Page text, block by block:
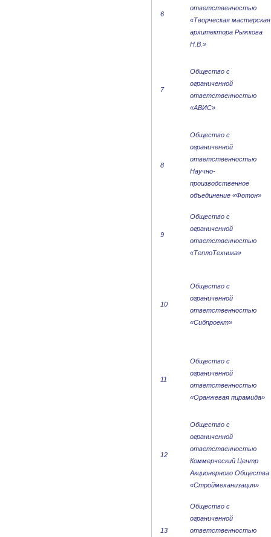
6
ответственностью
«Творческая мастерская
архитектора Рыжкова
Н.В.»
7
Общество с
ограниченной
ответственностью
«АВИС»
8
Общество с
ограниченной
ответственностью
Научно-
производственное
объединение «Фотон»
9
Общество с
ограниченной
ответственностью
«ТеплоТехника»
10
Общество с
ограниченной
ответственностью
«Сибпроект»
11
Общество с
ограниченной
ответственностью
«Оранжевая пирамида»
12
Общество с
ограниченной
ответственностью
Коммерческий Центр
Акционерного Общества
«Строймеханизация»
13
Общество с
ограниченной
ответственностью